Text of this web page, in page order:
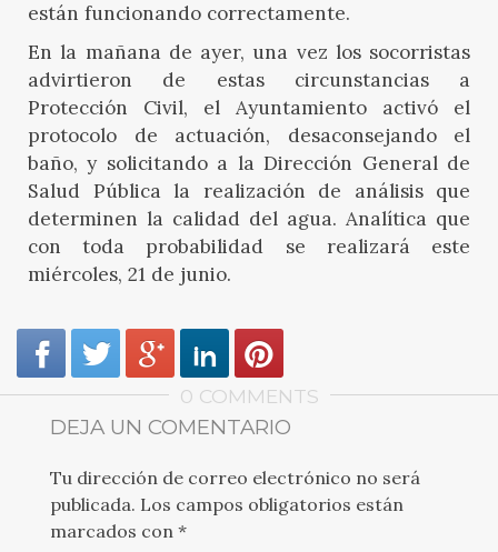
están funcionando correctamente.
En la mañana de ayer, una vez los socorristas
advirtieron de estas circunstancias a
Protección Civil, el Ayuntamiento activó el
protocolo de actuación, desaconsejando el
baño, y solicitando a la Dirección General de
Salud Pública la realización de análisis que
determinen la calidad del agua. Analítica que
con toda probabilidad se realizará este
miércoles, 21 de junio.
0 COMMENTS
DEJA UN COMENTARIO
Tu dirección de correo electrónico no será
publicada. Los campos obligatorios están
marcados con *